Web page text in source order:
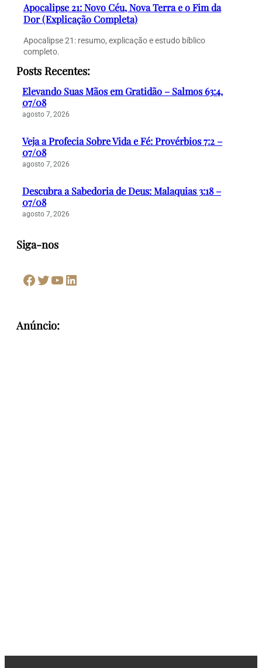
Apocalipse 21: Novo Céu, Nova Terra e o Fim da
Dor (Explicação Completa)
Apocalipse 21: resumo, explicação e estudo bíblico
completo.
Posts Recentes:
Elevando Suas Mãos em Gratidão – Salmos 63:4,
07/08
agosto 7, 2026
Veja a Profecia Sobre Vida e Fé: Provérbios 7:2 –
07/08
agosto 7, 2026
Descubra a Sabedoria de Deus: Malaquias 3:18 –
07/08
agosto 7, 2026
Siga-nos
Facebook Twitter Youtube LinkedIn
Anúncio: